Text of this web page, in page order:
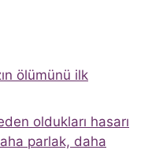
ölümünü ilk
oldukları hasarı
parlak, daha